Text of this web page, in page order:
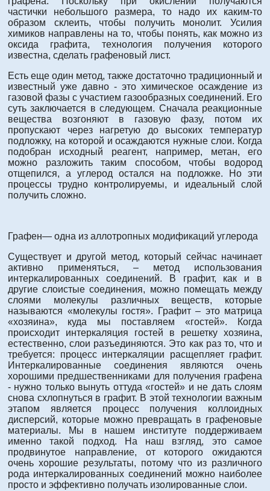
частички небольшого размера, то надо их каким-то
образом склеить, чтобы получить монолит. Усилия
химиков направлены на то, чтобы понять, как можно из
оксида графита, технология получения которого
известна, сделать графеновый лист.
Есть еще один метод, также достаточно традиционный и
известный уже давно - это химическое осаждение из
газовой фазы с участием газообразных соединений. Его
суть заключается в следующем. Сначала реакционные
вещества возгоняют в газовую фазу, потом их
пропускают через нагретую до высоких температур
подложку, на которой и осаждаются нужные слои. Когда
подобран исходный реагент, например, метан, его
можно разложить таким способом, чтобы водород
отщепился, а углерод остался на подложке. Но эти
процессы трудно контролируемы, и идеальный слой
получить сложно.
Графен— одна из аллотропных модификаций углерода
Существует и другой метод, который сейчас начинает
активно применяться, – метод использования
интеркалированных соединений. В графит, как и в
другие слоистые соединения, можно помещать между
слоями молекулы различных веществ, которые
называются «молекулы гостя». Графит – это матрица
«хозяина», куда мы поставляем «гостей». Когда
происходит интеркаляция гостей в решетку хозяина,
естественно, слои разъединяются. Это как раз то, что и
требуется: процесс интеркаляции расщепляет графит.
Интеркалированные соединения являются очень
хорошими предшественниками для получения графена
- нужно только вынуть оттуда «гостей» и не дать слоям
снова схлопнуться в графит. В этой технологии важным
этапом является процесс получения коллоидных
дисперсий, которые можно превращать в графеновые
материалы. Мы в нашем институте поддерживаем
именно такой подход. На наш взгляд, это самое
продвинутое направление, от которого ожидаются
очень хорошие результаты, потому что из различного
рода интеркалированных соединений можно наиболее
просто и эффективно получать изолированные слои.